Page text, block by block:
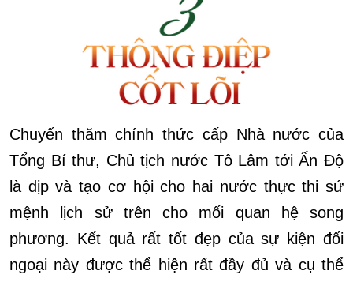
Chuyến thăm chính thức cấp Nhà nước của
Tổng Bí thư, Chủ tịch nước Tô Lâm tới Ấn Độ
là dịp và tạo cơ hội cho hai nước thực thi sứ
mệnh lịch sử trên cho mối quan hệ song
phương. Kết quả rất tốt đẹp của sự kiện đối
ngoại này được thể hiện rất đầy đủ và cụ thể